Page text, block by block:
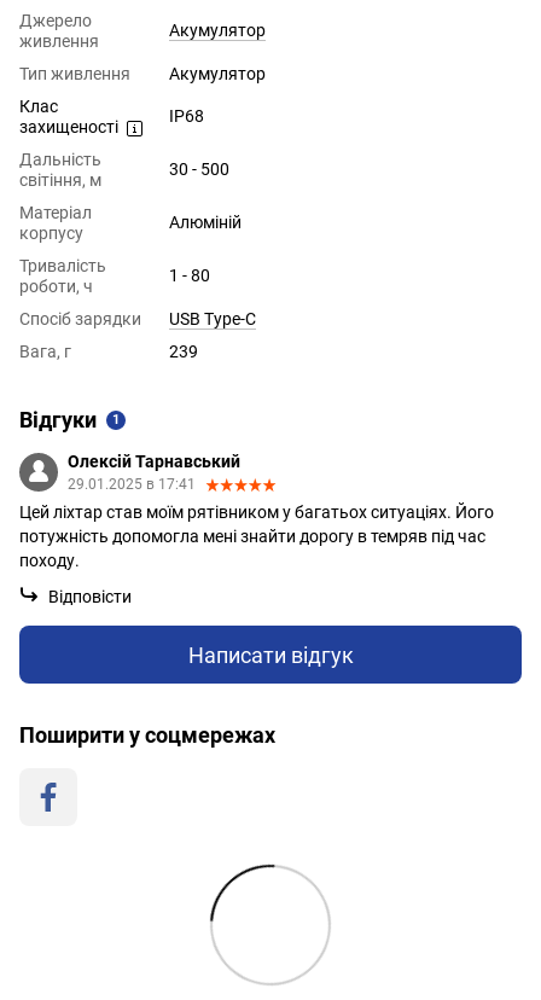
Джерело
живлення
Акумулятор
Тип живлення
Акумулятор
Клас
захищеності
IP68
Дальність
світіння, м
30 - 500
Матеріал
корпусу
Алюміній
Тривалість
роботи, ч
1 - 80
Спосіб зарядки
USB Type-C
Вага, г
239
Відгуки 1
Олексій Тарнавський
29.01.2025 в 17:41
Цей ліхтар став моїм рятівником у багатьох ситуаціях. Його
потужність допомогла мені знайти дорогу в темряв під час
походу.
Відповісти
Написати відгук
Поширити у соцмережах